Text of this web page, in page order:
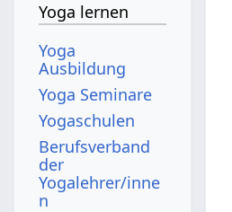
Yoga lernen
Yoga
Ausbildung
Yoga Seminare
Yogaschulen
Berufsverband
der
Yogalehrer/inne
n